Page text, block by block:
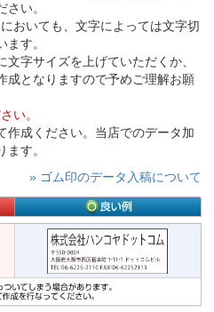
い。
おいても、文字によっては文字切
す。
字サイズを上げていただくか、
成となりますので予めご理解お願
い。
作成ください。当店でのデータ加
す。
» ゴム印のデータ入稿について